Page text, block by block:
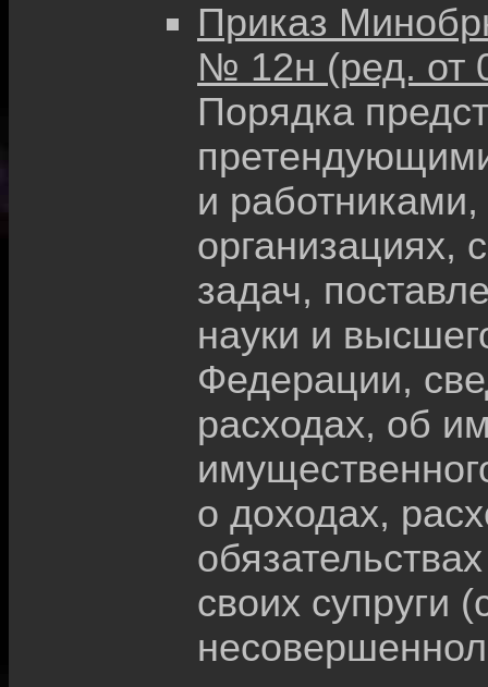
Приказ
№ 12н (ред. от
Порядка
и
организациях,
задач,
науки и
Федерации,
расходах, об
о доходах,
своих супруги